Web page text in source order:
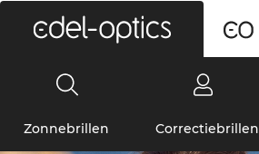
Zonnebrillen Correctiebrillen